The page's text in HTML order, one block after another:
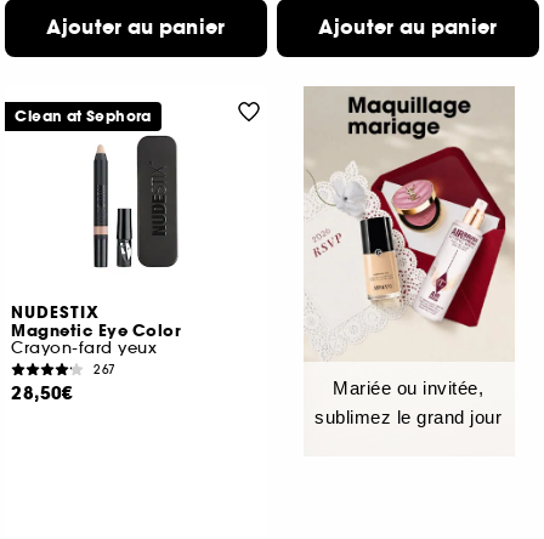
Ajouter au panier Ajouter au panier
NUDESTIX
Magnetic Eye Color
Crayon-fard yeux
267
28,50€
Clean at Sephora
Mariée ou invitée,
sublimez le grand jour